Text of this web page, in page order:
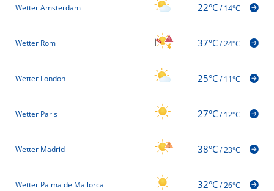
Wetter Amsterdam 22°C/14°C
Wetter Rom 37°C/24°C
Wetter London 25°C/11°C
Wetter Paris 27°C/12°C
Wetter Madrid 38°C/23°C
Wetter Palma de Mallorca 32°C/26°C